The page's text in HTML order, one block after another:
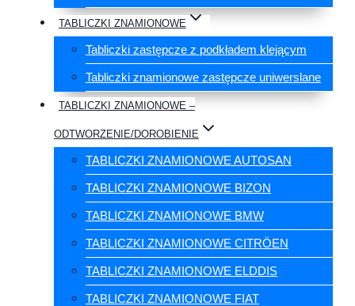
TABLICZKI ZNAMIONOWE
Tabliczki zastępcze z podkładem klejącym
Tabliczki znamionowe zastępcze uniwerslane
TABLICZKI ZNAMIONOWE –
ODTWORZENIE/DOROBIENIE
TABLICZKI ZNAMIONOWE AUTOSAN
TABLICZKI ZNAMIONOWE BIZON
TABLICZKI ZNAMIONOWE BMW
TABLICZKI ZNAMIONOWE CITRÖEN
TABLICZKI ZNAMIONOWE ELDDIS
TABLICZKI ZNAMIONOWE FIAT